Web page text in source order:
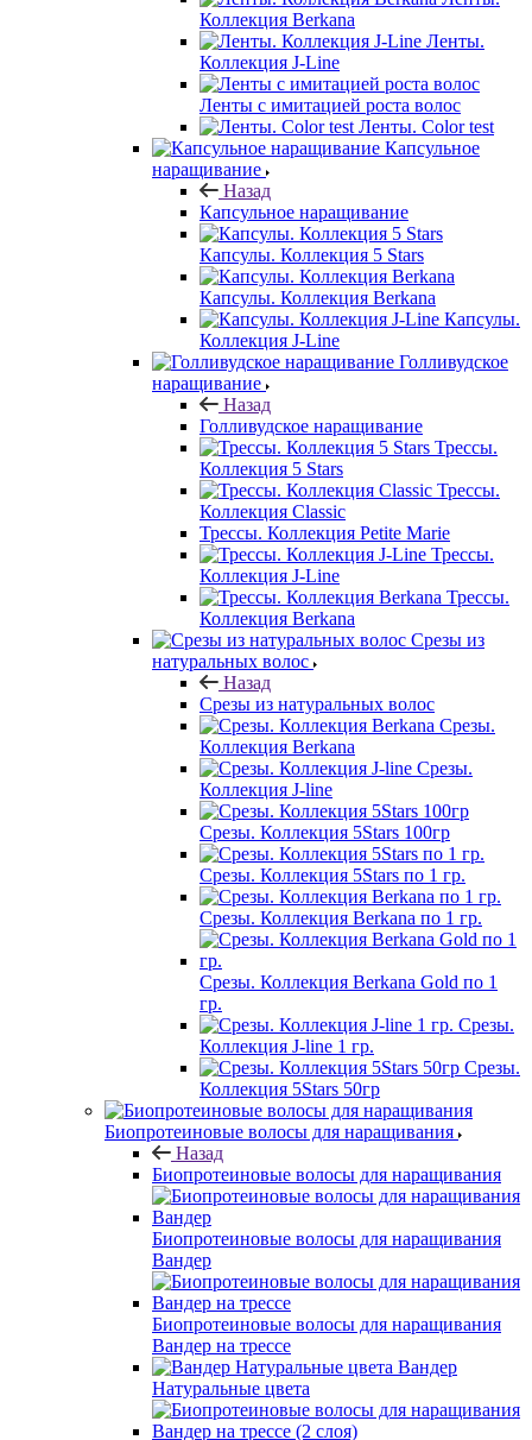
Коллекция Berkana
Ленты.
Коллекция J-Line
Ленты с имитацией роста волос
Ленты. Color test
Капсульное
наращивание
Назад
Капсульное наращивание
Капсулы. Коллекция 5 Stars
Капсулы. Коллекция Berkana
Капсулы.
Коллекция J-Line
Голливудское
наращивание
Назад
Голливудское наращивание
Трессы.
Коллекция 5 Stars
Трессы.
Коллекция Classic
Трессы. Коллекция Petite Marie
Трессы.
Коллекция J-Line
Трессы.
Коллекция Berkana
Срезы из
натуральных волос
Назад
Срезы из натуральных волос
Срезы.
Коллекция Berkana
Срезы.
Коллекция J-line
Срезы. Коллекция 5Stars 100гр
Срезы. Коллекция 5Stars по 1 гр.
Срезы. Коллекция Berkana по 1 гр.
Срезы. Коллекция Berkana Gold по 1
гр.
Срезы.
Коллекция J-line 1 гр.
Срезы.
Коллекция 5Stars 50гр
Биопротеиновые волосы для наращивания
Назад
Биопротеиновые волосы для наращивания
Биопротеиновые волосы для наращивания
Вандер
Биопротеиновые волосы для наращивания
Вандер на трессе
Вандер
Натуральные цвета